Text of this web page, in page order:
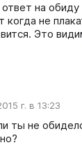
на
не
Это
г. в 13:23
ты не